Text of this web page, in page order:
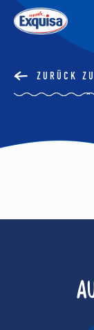
ZURÜCK